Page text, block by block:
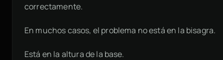
correctamente.
En muchos casos, el problema no está en la bisagra.
Está en la altura de la base.